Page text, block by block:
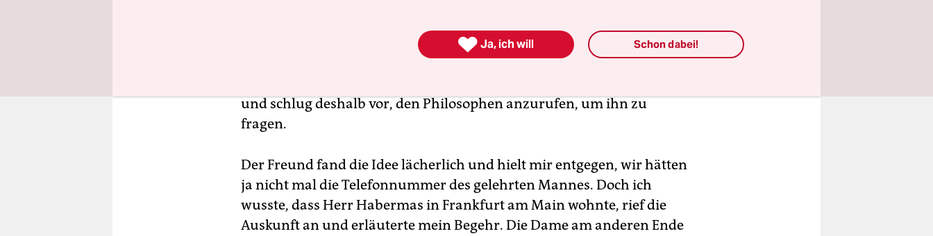
miteinander diskutierende Deutungsgruppen spalteten. Ich konnte
aus eigener Kraft an dem Abend jedenfalls auch nicht entscheiden, wie
und schlug deshalb vor, den Philosophen anzurufen, um ihn zu
fragen.
Der Freund fand die Idee lächerlich und hielt mir entgegen, wir hätten
ja nicht mal die Telefonnummer des gelehrten Mannes. Doch ich
wusste, dass Herr Habermas in Frankfurt am Main wohnte, rief die
Auskunft an und erläuterte mein Begehr. Die Dame am anderen Ende
 Ja, ich will Schon dabei!